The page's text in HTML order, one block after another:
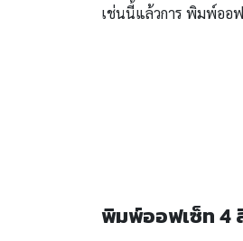
เช่นนี้แล้วการ พิมพ์ออ
พิมพ์ออฟเซ็ท 4